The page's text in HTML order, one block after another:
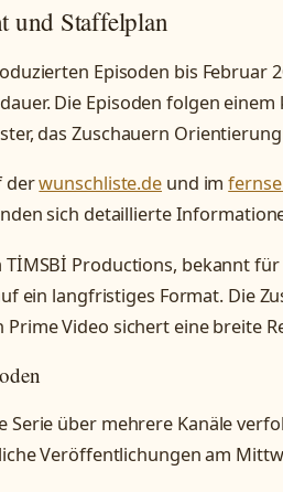
und Staffelplan
Episoden bis Februar
Die Episoden folgen
das Zuschauern
derwunschliste.de und im
sich detaillierte
Productions, bekannt
ein langfristiges Format. Die
Prime Video sichert eine breite
Serie über mehrere Kanäle
Veröffentlichungen am